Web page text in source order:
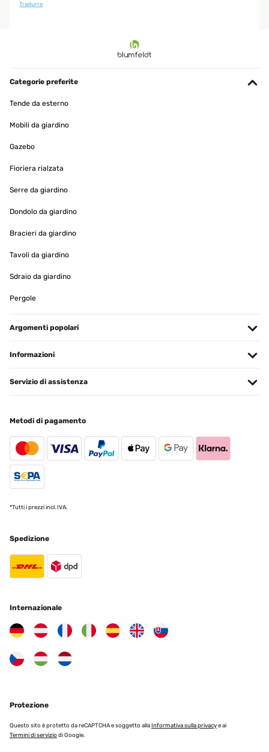
Tradurre
Categorie preferite
Tende da esterno
Mobili da giardino
Gazebo
Fioriera rialzata
Serre da giardino
Dondolo da giardino
Bracieri da giardino
Tavoli da giardino
Sdraio da giardino
Pergole
Argomenti popolari
Informazioni
Servizio di assistenza
Metodi di pagamento
*Tutti i prezzi incl. IVA.
Spedizione
Internazionale
Protezione
Questo sito è protetto da reCAPTCHA e soggetto allaInformativa sulla privacye ai
Termini di servizio di Google.